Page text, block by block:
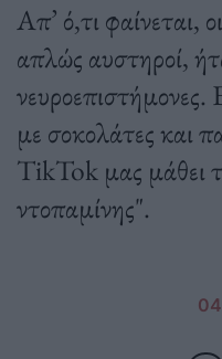
Απ’ ό,τι φαίνεται,
απλώς αυστηροί,
με σοκολάτες και
TikTok μας μάθει
ντοπαμίνης".